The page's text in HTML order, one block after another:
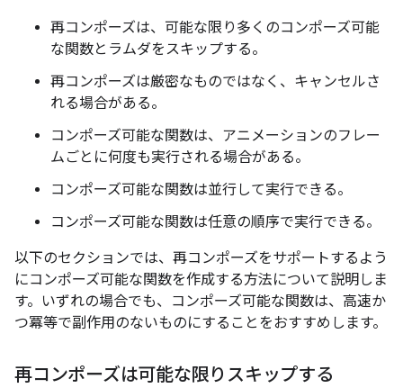
再コンポーズは、可能な限り多くのコンポーズ可能
な関数とラムダをスキップする。
再コンポーズは厳密なものではなく、キャンセルさ
れる場合がある。
コンポーズ可能な関数は、アニメーションのフレー
ムごとに何度も実行される場合がある。
コンポーズ可能な関数は並行して実行できる。
コンポーズ可能な関数は任意の順序で実行できる。
以下のセクションでは、再コンポーズをサポートするよう
にコンポーズ可能な関数を作成する方法について説明しま
す。いずれの場合でも、コンポーズ可能な関数は、高速か
つ冪等で副作用のないものにすることをおすすめします。
再コンポーズは可能な限りスキップする